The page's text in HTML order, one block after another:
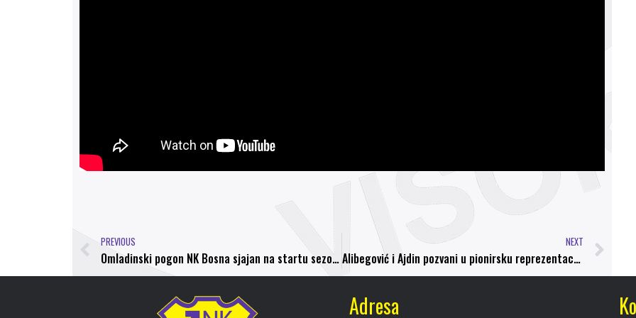
PREVIOUS
Omladinski pogon NK Bosna sjajan na startu sezone: Pobjede kadeta i juniora u Kiseljaku
NEXT
Alibegović i Ajdin pozvani u pionirsku reprezentaciju NS ZDK
Adresa